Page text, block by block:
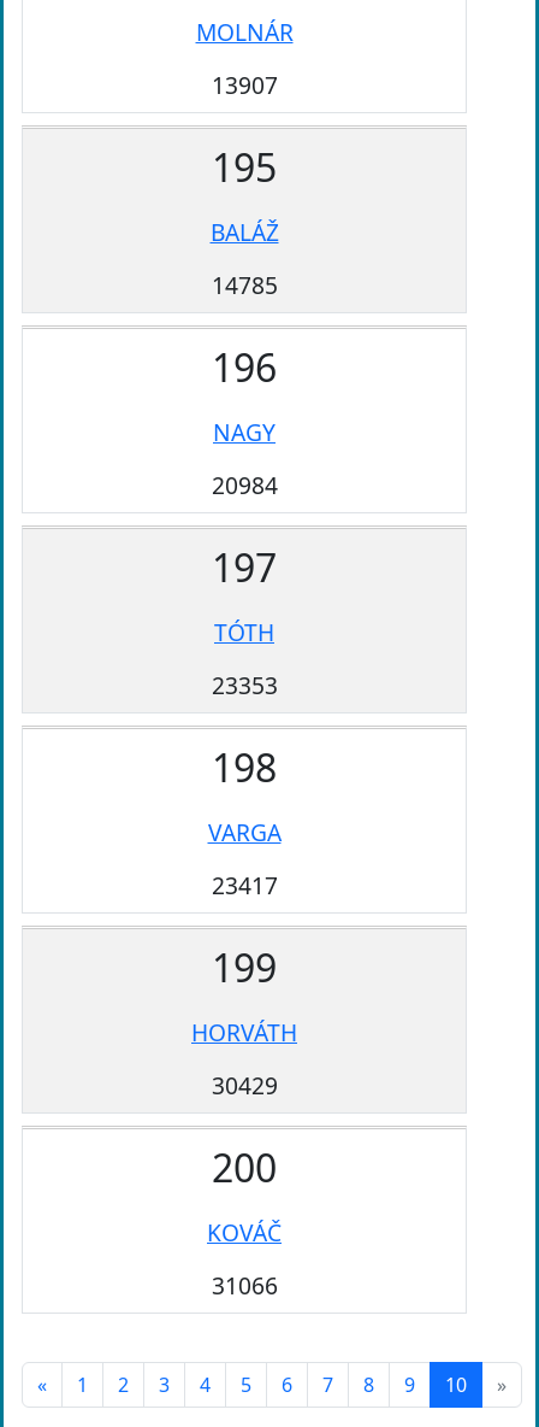
MOLNÁR
13907
195
BALÁŽ
14785
196
NAGY
20984
197
TÓTH
23353
198
VARGA
23417
199
HORVÁTH
30429
200
KOVÁČ
31066
« 1 2 3 4 5 6 7 8 9 10 »